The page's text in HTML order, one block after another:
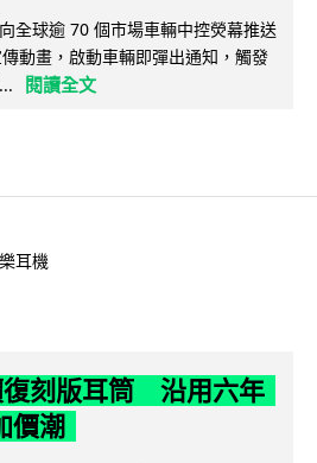
全球逾 70 個市場車輛中控熒幕推送
動畫，啟動車輛即彈出通知，觸發
閱讀全文
耳機
復刻版耳筒 沿用六年
價潮